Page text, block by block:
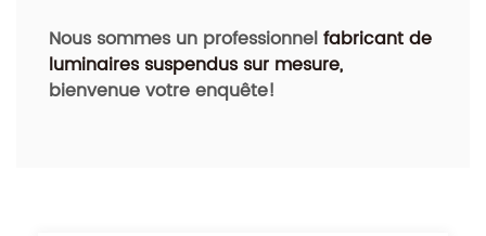
Nous sommes un professionnelfabricant de
luminaires suspendus sur mesure,
bienvenue votre enquête!